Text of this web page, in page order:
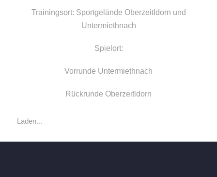
Trainingsort: Sportgelände Oberzeitldorn und
Untermiethnach
Spielort:
Vorrunde Untermiethnach
Rückrunde Oberzeitldorn
Laden...